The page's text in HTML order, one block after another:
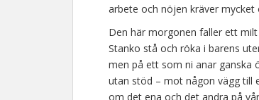
arbete och nöjen kräver mycket
Den här morgonen faller ett
Stanko stå och röka i barens
men på ett som ni anar ganska
utan stöd – mot någon vägg till
om det ena och det andra på